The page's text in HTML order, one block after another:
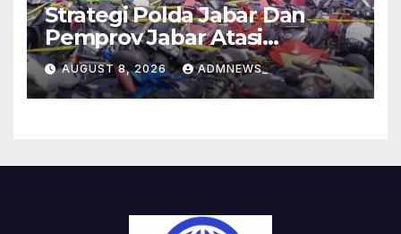
Strategi Polda Jabar Dan
Pemprov Jabar Atasi
Kejahatan Jalanan
AUGUST 8, 2026 ADMNEWS_